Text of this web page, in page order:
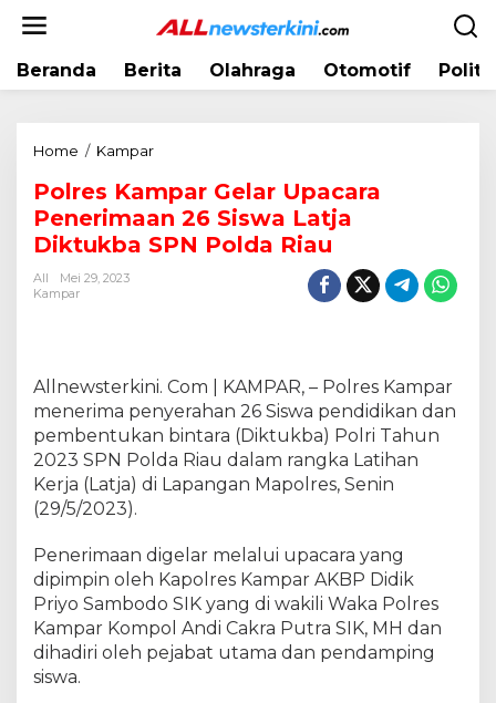
Beranda Berita Olahraga Otomotif
Home / Kampar
l
r
e
r
G
e
l
a
p
a
c
a
r
a
Polres Kampar Gelar Upacara
Penerimaan 26 Siswa Latja
Diktukba SPN Polda Riau
All
Mei 29, 2023
Kampar
Allnewsterkini. Com | KAMPAR, – Polres Kampar
menerima penyerahan 26 Siswa pendidikan dan
pembentukan bintara (Diktukba) Polri Tahun
2023 SPN Polda Riau dalam rangka Latihan
Kerja (Latja) di Lapangan Mapolres, Senin
(29/5/2023).
Penerimaan digelar melalui upacara yang
dipimpin oleh Kapolres Kampar AKBP Didik
Priyo Sambodo SIK yang di wakili Waka Polres
Kampar Kompol Andi Cakra Putra SIK, MH dan
dihadiri oleh pejabat utama dan pendamping
siswa.